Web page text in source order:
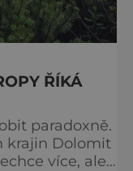
ŘÍKÁ
paradoxně.
krajin Dolomit
více, ale